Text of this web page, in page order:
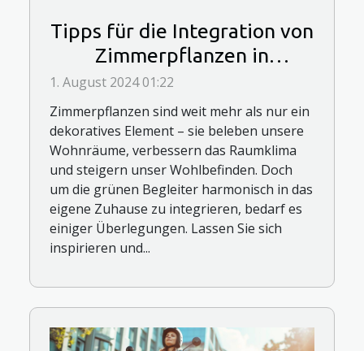
Tipps für die Integration von
Zimmerpflanzen in
verschiedene Wohnbereiche
1. August 2024 01:22
Zimmerpflanzen sind weit mehr als nur ein
dekoratives Element – sie beleben unsere
Wohnräume, verbessern das Raumklima
und steigern unser Wohlbefinden. Doch
um die grünen Begleiter harmonisch in das
eigene Zuhause zu integrieren, bedarf es
einiger Überlegungen. Lassen Sie sich
inspirieren und...